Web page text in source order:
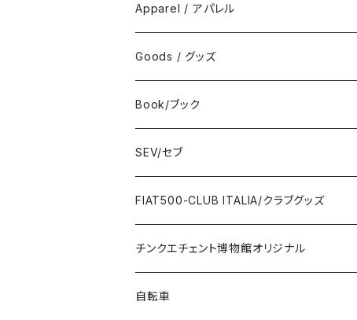
FIAT
ABARTH
DeAGOSTINI
Giannini
FERRARI
LANCIA
AUTOBIANCHI
Apparel / アパレル
Wear / ウエア
Bag / バッグ
Towel / タオル
Wallet / 財布
Key Case / キーケース
Key Ring / キーリング
Goods / グッズ
Sticker / ステッカー
Badge / バッジ
Lunch box / ランチボックス
Flag / フラッグ
Ornament / 置物
Book/ブック
ABARTH/アバルト
KOIDESHIGEKANESHOUKAI/小出茂鐘商会
FIAT500/フィアット500
FIAT/フィアット
SEV/セブ
Automobile/自動車
Health/健康
FIAT500-CLUB ITALIA/クラブグッズ
Bag/バッグ
Sticker/ステッカー
チンクエチェント博物館オリジナル
Sticker / ステッカー
自転車